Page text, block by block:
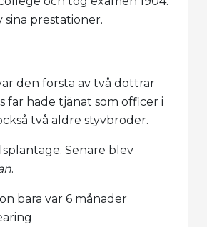
prestationer.
den första av två döttrar
far hade tjänat som officer i
två äldre styvbröder.
Senare blev
.
bara var 6 månader